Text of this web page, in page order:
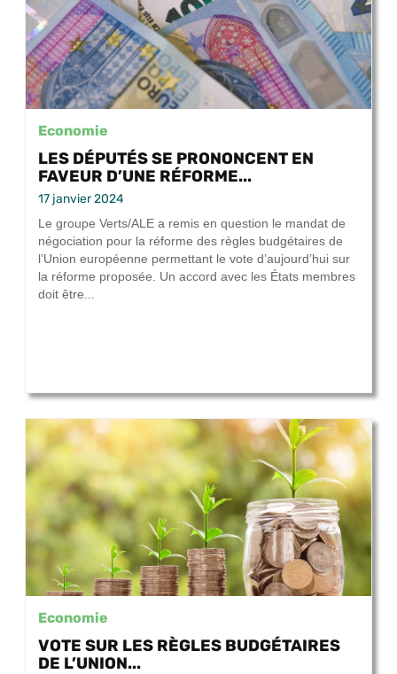
Economie
LES DÉPUTÉS SE PRONONCENT EN
FAVEUR D’UNE RÉFORME...
17 janvier 2024
Le groupe Verts/ALE a remis en question le mandat de
négociation pour la réforme des règles budgétaires de
l’Union européenne permettant le vote d’aujourd’hui sur
la réforme proposée. Un accord avec les États membres
doit être...
Economie
VOTE SUR LES RÈGLES BUDGÉTAIRES
DE L’UNION...